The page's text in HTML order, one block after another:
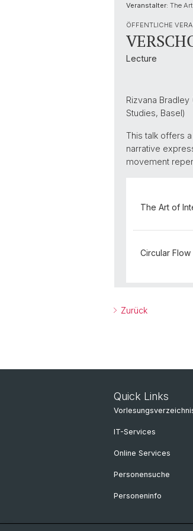
Veranstalter: The
ÖFFENTLICHE
Lecture
Rizvana
Studies, Basel)
This talk offers
narrative
movement
The Art of
Circular
Zurück
Quick Links
IT-Services
Online Services
Personensuche
Personeninfo